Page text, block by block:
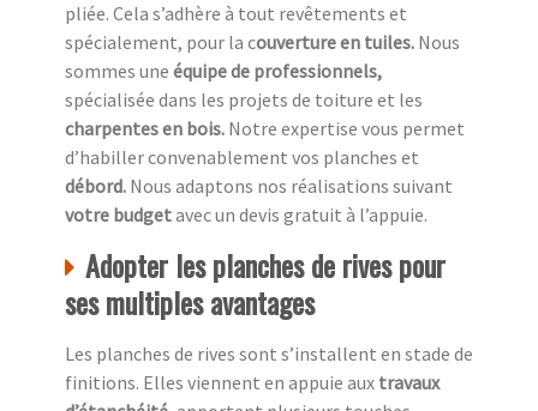
pliée. Cela s’adhère à tout revêtements et
spécialement, pour la couverture en tuiles. Nous
sommes une équipe de professionnels,
spécialisée dans les projets de toiture et les
charpentes en bois. Notre expertise vous permet
d’habiller convenablement vos planches et
débord. Nous adaptons nos réalisations suivant
votre budgetavec un devis gratuit à l’appuie.
Adopter les planches de rives pour
ses multiples avantages
Les planches de rives sont s’installent en stade de
finitions. Elles viennent en appuie aux travaux